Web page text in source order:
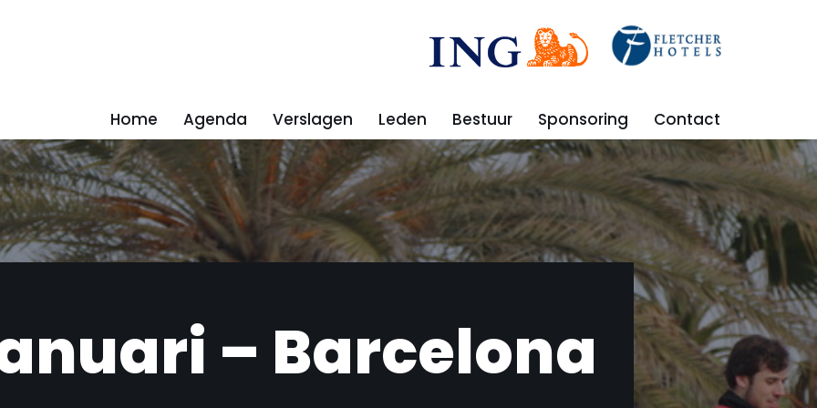
Home Agenda Verslagen Leden Bestuur Sponsoring Contact
– Barcelona